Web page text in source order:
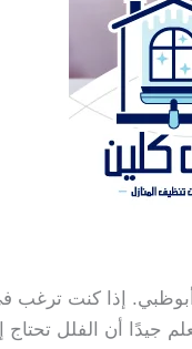
أبوظبي. إذا كنت ترغب
جيدًا أن الفلل تحتاج